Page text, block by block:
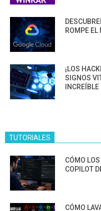
ROMPE EL
¡LOS
SIGNOS
INCREÍBLE
TUTORIALES
CÓMO
COPILOT
CÓMO